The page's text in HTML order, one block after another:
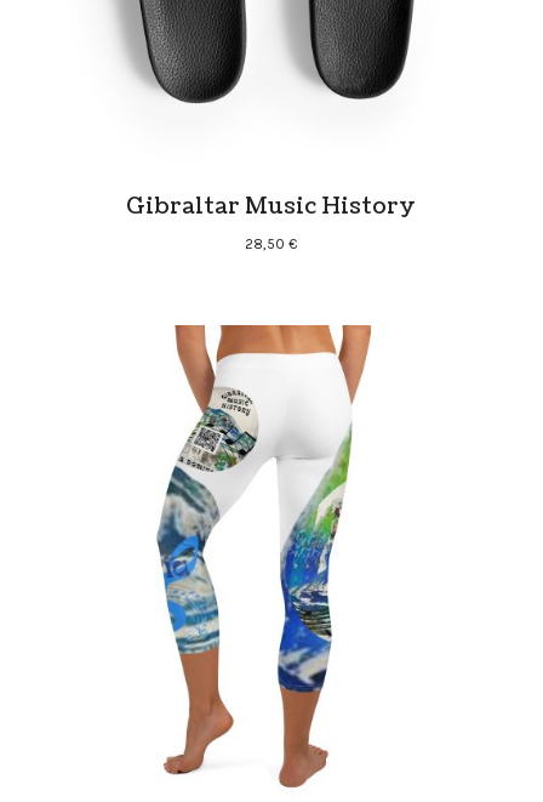
Gibraltar Music History
28,50€